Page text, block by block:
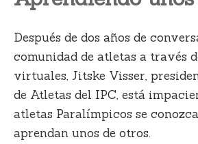
Después de dos años de
comunidad de atletas a través
virtuales, Jitske Visser,
de Atletas del IPC, está
atletas Paralímpicos se
aprendan unos de otros.